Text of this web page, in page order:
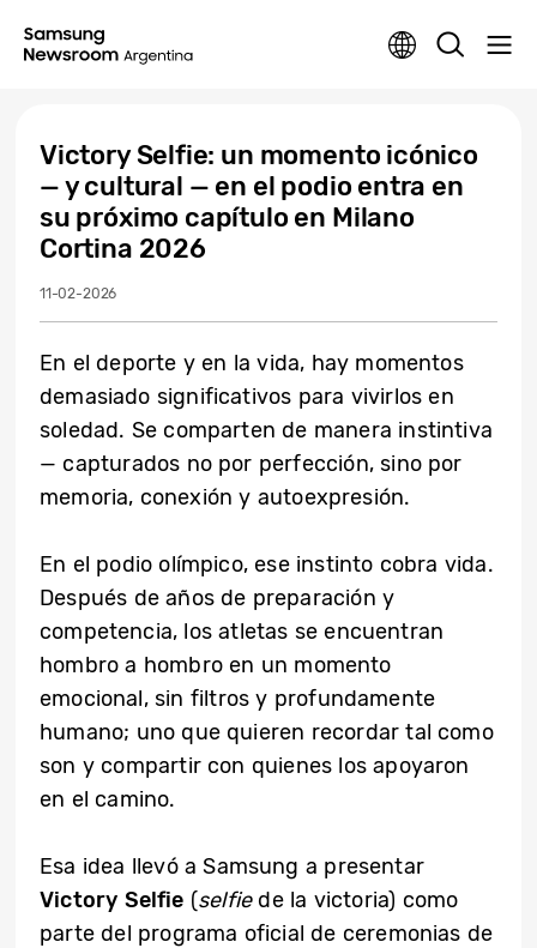
Victory Selfie: un momento icónico
— y cultural — en el podio entra en
su próximo capítulo en Milano
Cortina 2026
11-02-2026
En el deporte y en la vida, hay momentos
demasiado significativos para vivirlos en
soledad. Se comparten de manera instintiva
— capturados no por perfección, sino por
memoria, conexión y autoexpresión.
En el podio olímpico, ese instinto cobra vida.
Después de años de preparación y
competencia, los atletas se encuentran
hombro a hombro en un momento
emocional, sin filtros y profundamente
humano; uno que quieren recordar tal como
son y compartir con quienes los apoyaron
en el camino.
Esa idea llevó a Samsung a presentar
Victory Selfie (selfiede la victoria) como
parte del programa oficial de ceremonias de